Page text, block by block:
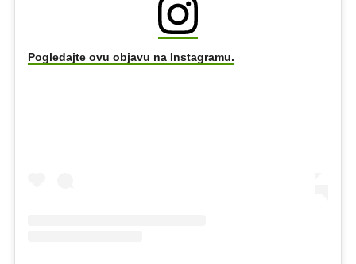
Pogledajte ovu objavu na Instagramu.